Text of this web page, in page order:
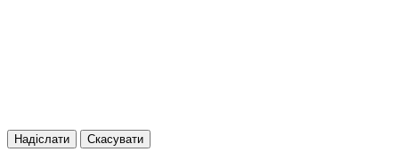
Надіслати Скасувати